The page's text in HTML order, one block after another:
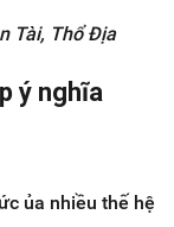
Tài, Thổ Địa
ý nghĩa
ủa nhiều thế hệ